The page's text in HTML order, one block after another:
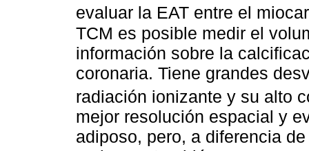
evaluar la EAT entre el
TCM es posible medir el
información sobre la
coronaria. Tiene grandes
radiación ionizante y su alto
mejor resolución espacial y
adiposo, pero, a diferencia